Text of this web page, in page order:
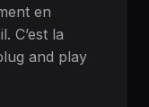
en
C’est la
and play